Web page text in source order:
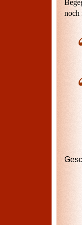
noch